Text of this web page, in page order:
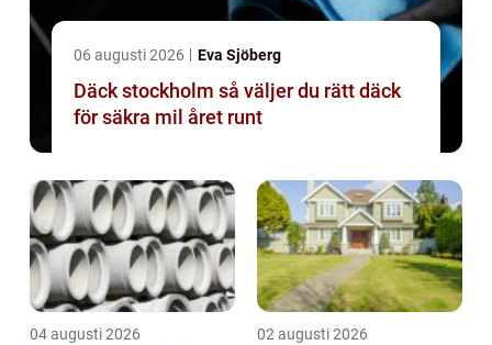
06 augusti 2026 Eva Sjöberg
Däck stockholm så väljer du rätt däck
för säkra mil året runt
04 augusti 2026 02 augusti 2026